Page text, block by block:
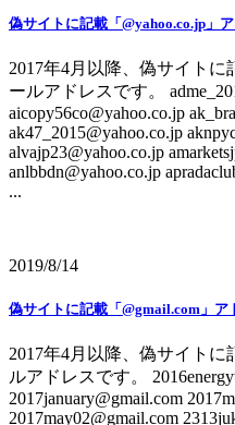
偽サイトに記載「@yahoo.co.jp」
2017年4月以降、偽サイトに
ールアドレスです。
aicopy56co@yahoo.co.jp
ak47_2015@yahoo.co.jp
alvajp23@yahoo.co.jp
anlbbdn@yahoo.co.jp
...
2019/8/14
偽サイトに記載「@gmail.com」ア
2017年4月以降、偽サイトに
ルアドレスです。
2017january@gmail.com
2017may02@gmail.com